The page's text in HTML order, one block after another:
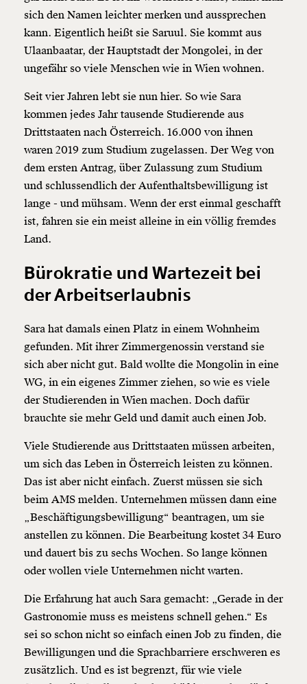
sich den Namen leichter merken und aussprechen
kann. Eigentlich heißt sie Saruul. Sie kommt aus
Ulaanbaatar, der Hauptstadt der Mongolei, in der
ungefähr so viele Menschen wie in Wien wohnen.
Seit vier Jahren lebt sie nun hier. So wie Sara
kommen jedes Jahr tausende Studierende aus
Drittstaaten nach Österreich. 16.000 von ihnen
waren 2019 zum Studium zugelassen. Der Weg von
dem ersten Antrag, über Zulassung zum Studium
und schlussendlich der Aufenthaltsbewilligung ist
lange - und mühsam. Wenn der erst einmal geschafft
ist, fahren sie ein meist alleine in ein völlig fremdes
Land.
Bürokratie und Wartezeit bei
der Arbeitserlaubnis
Sara hat damals einen Platz in einem Wohnheim
gefunden. Mit ihrer Zimmergenossin verstand sie
sich aber nicht gut. Bald wollte die Mongolin in eine
WG, in ein eigenes Zimmer ziehen, so wie es viele
der Studierenden in Wien machen. Doch dafür
brauchte sie mehr Geld und damit auch einen Job.
Viele Studierende aus Drittstaaten müssen arbeiten,
um sich das Leben in Österreich leisten zu können.
Das ist aber nicht einfach. Zuerst müssen sie sich
beim AMS melden. Unternehmen müssen dann eine
„Beschäftigungsbewilligung“ beantragen, um sie
anstellen zu können. Die Bearbeitung kostet 34 Euro
und dauert bis zu sechs Wochen. So lange können
oder wollen viele Unternehmen nicht warten.
Die Erfahrung hat auch Sara gemacht: „Gerade in der
Gastronomie muss es meistens schnell gehen.“ Es
sei so schon nicht so einfach einen Job zu finden, die
Bewilligungen und die Sprachbarriere erschweren es
zusätzlich. Und es ist begrenzt, für wie viele